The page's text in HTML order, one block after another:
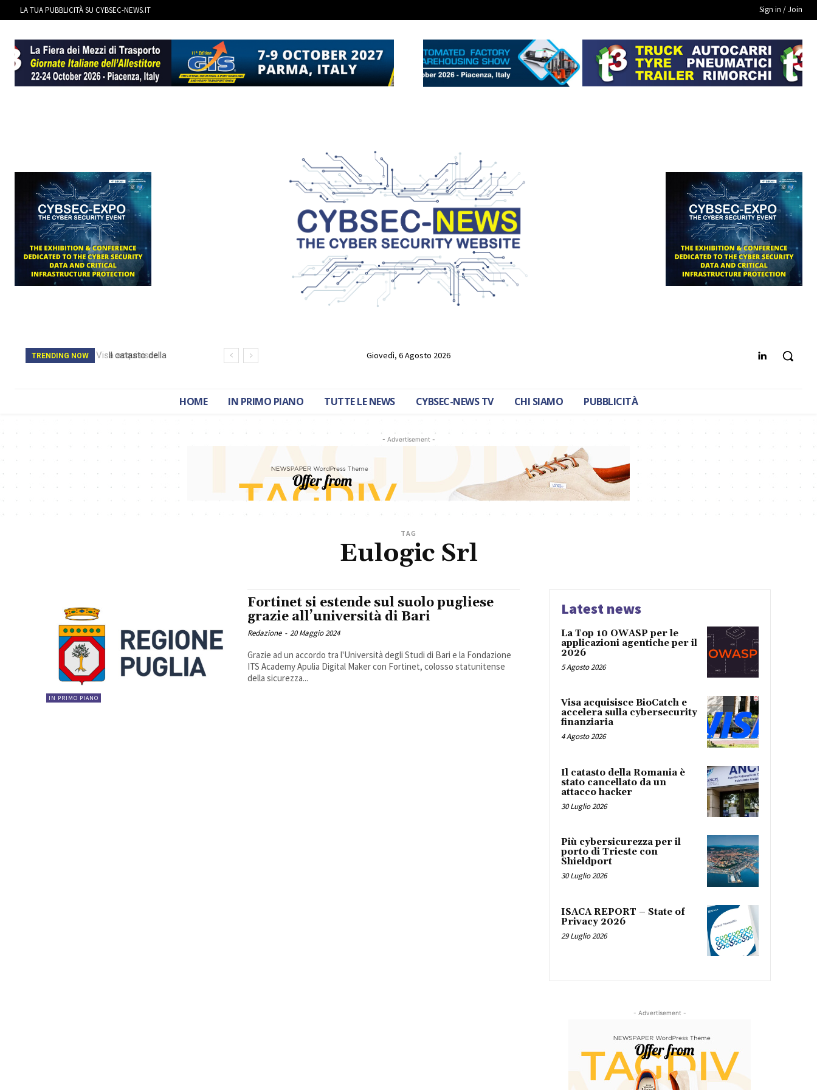
LA TUA PUBBLICITÀ SU CYBSEC-NEWS.IT Sign in / Join
TRENDING NOW
Il catasto della
Giovedì, 6 Agosto 2026
HOME IN PRIMO PIANO TUTTE LE NEWS CYBSEC-NEWS TV CHI SIAMO PUBBLICITÀ
- Advertisement -
TAG
Eulogic Srl
IN PRIMO PIANO
Fortinet si estende sul suolo pugliese
grazie all’università di Bari
Redazione - 20 Maggio 2024
Grazie ad un accordo tra l'Università degli Studi di Bari e la Fondazione
ITS Academy Apulia Digital Maker con Fortinet, colosso statunitense
della sicurezza...
Latest news
La Top 10 OWASP per le
applicazioni agentiche per il
2026
5 Agosto 2026
Visa acquisisce BioCatch e
accelera sulla cybersecurity
finanziaria
4 Agosto 2026
Il catasto della Romania è
stato cancellato da un
attacco hacker
30 Luglio 2026
Più cybersicurezza per il
porto di Trieste con
Shieldport
30 Luglio 2026
ISACA REPORT – State of
Privacy 2026
29 Luglio 2026
- Advertisement -